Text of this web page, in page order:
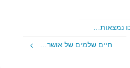
נמצאות…
חיים שלמים של אושר…